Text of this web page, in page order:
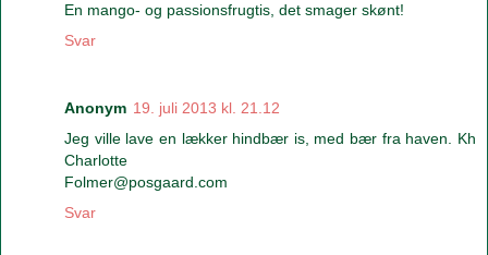
En mango- og passionsfrugtis, det smager skønt!
Svar
Anonym 19. juli 2013 kl. 21.12
Jeg ville lave en lækker hindbær is, med bær fra haven. Kh
Charlotte
Folmer@posgaard.com
Svar